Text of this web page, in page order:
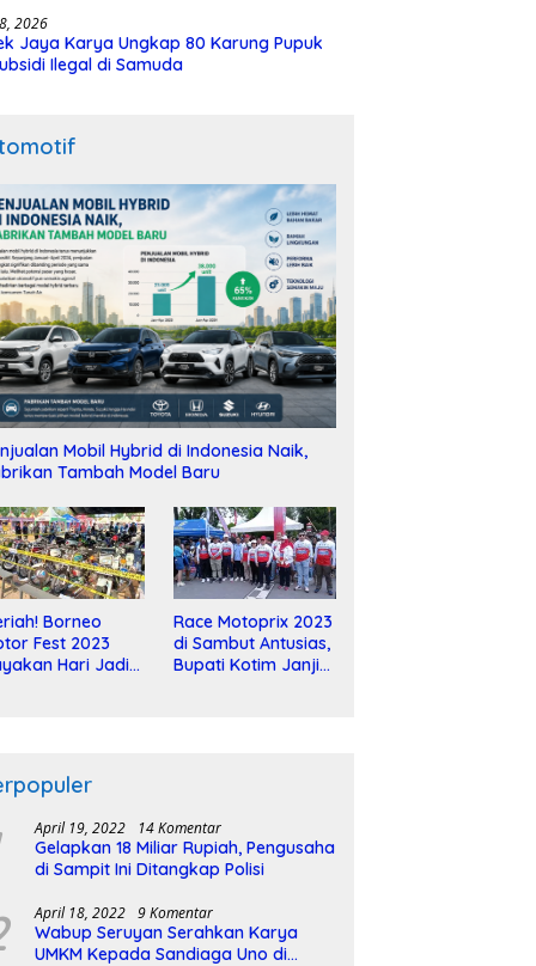
2026
Jaya Karya Ungkap 80 Karung Pupuk
Ilegal di Samuda
Mobil Hybrid di Indonesia Naik,
Tambah Model Baru
Borneo
Fest 2023
Hari Jadi
Race Motoprix 2023
di Sambut Antusias,
Bupati Kotim Janji
April 19, 2022 14 Komentar
Gelapkan 18 Miliar Rupiah, Pengusaha
di Sampit Ini Ditangkap Polisi
April 18, 2022 9 Komentar
Wabup Seruyan Serahkan Karya
UMKM Kepada Sandiaga Uno di